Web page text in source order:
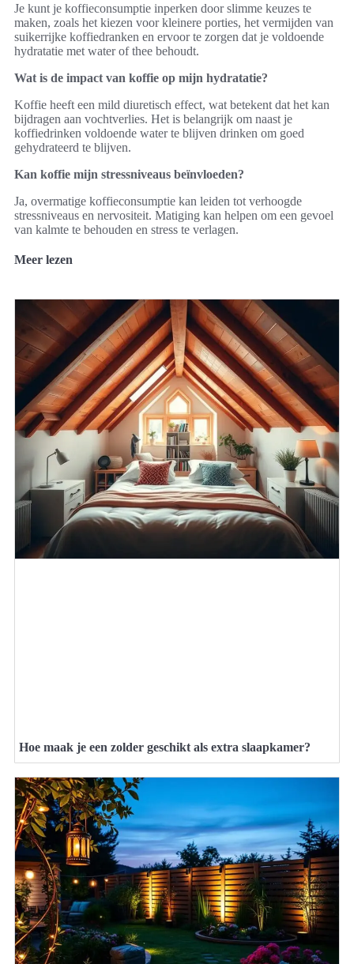
Je kunt je koffieconsumptie inperken door slimme keuzes te
maken, zoals het kiezen voor kleinere porties, het vermijden van
suikerrijke koffiedranken en ervoor te zorgen dat je voldoende
hydratatie met water of thee behoudt.
Wat is de impact van koffie op mijn hydratatie?
Koffie heeft een mild diuretisch effect, wat betekent dat het kan
bijdragen aan vochtverlies. Het is belangrijk om naast je
koffiedrinken voldoende water te blijven drinken om goed
gehydrateerd te blijven.
Kan koffie mijn stressniveaus beïnvloeden?
Ja, overmatige koffieconsumptie kan leiden tot verhoogde
stressniveaus en nervositeit. Matiging kan helpen om een gevoel
van kalmte te behouden en stress te verlagen.
Meer lezen
Hoe maak je een zolder geschikt als extra slaapkamer?